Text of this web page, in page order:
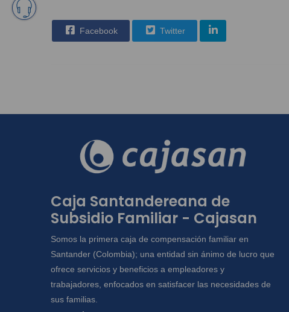
Facebook Twitter
Caja Santandereana de
Subsidio Familiar - Cajasan
Somos la primera caja de compensación familiar en
Santander (Colombia); una entidad sin ánimo de lucro que
ofrece servicios y beneficios a empleadores y
trabajadores, enfocados en satisfacer las necesidades de
sus familias.